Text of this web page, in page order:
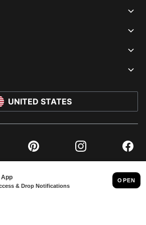
UNITED STATES
Pinterest Instagram
© PUMA NORTH AMERICA, INC.
IMPRINT AND LEGAL DATA